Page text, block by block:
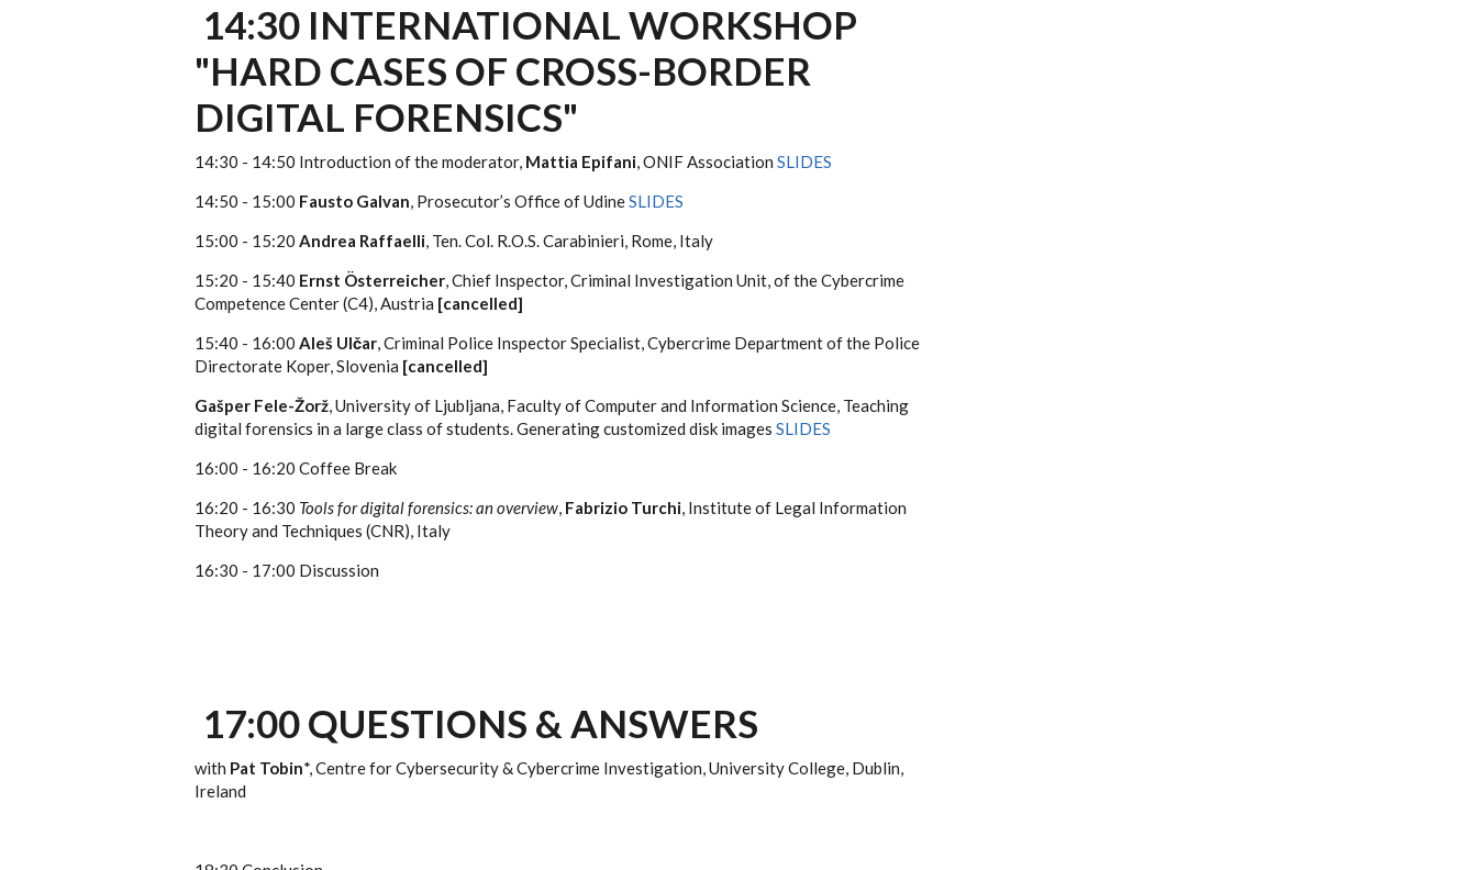
14:30 INTERNATIONAL WORKSHOP
"HARD CASES OF CROSS-BORDER
DIGITAL FORENSICS"
14:30 - 14:50 Introduction of the moderator, Mattia Epifani, ONIF Association SLIDES
14:50 - 15:00 Fausto Galvan, Prosecutor’s Office of UdineSLIDES
15:00 - 15:20 Andrea Raffaelli, Ten. Col. R.O.S. Carabinieri, Rome, Italy
15:20 - 15:40 Ernst Österreicher, Chief Inspector, Criminal Investigation Unit, of the Cybercrime
Competence Center (C4), Austria [cancelled]
15:40 - 16:00 Aleš Ulčar, Criminal Police Inspector Specialist, Cybercrime Department of the Police
Directorate Koper, Slovenia [cancelled]
Gašper Fele-Žorž, University of Ljubljana, Faculty of Computer and Information Science, Teaching
digital forensics in a large class of students. Generating customized disk images SLIDES
16:00 - 16:20 Coffee Break
16:20 - 16:30 Tools for digital forensics: an overview, Fabrizio Turchi, Institute of Legal Information
Theory and Techniques (CNR), Italy
16:30 - 17:00 Discussion
17:00 QUESTIONS & ANSWERS
with Pat Tobin*, Centre for Cybersecurity & Cybercrime Investigation, University College, Dublin,
Ireland